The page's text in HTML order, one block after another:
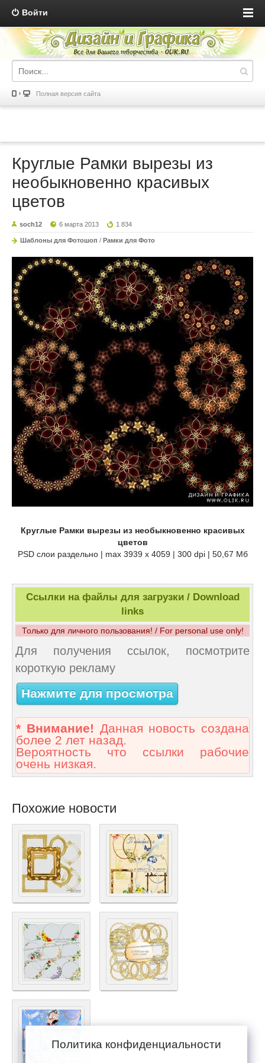
Войти
Полная версия сайта
Круглые Рамки вырезы из
необыкновенно красивых
цветов
soch12 6 марта 2013 1 834
Шаблоны для Фотошоп / Рамки для Фото
Круглые Рамки вырезы из необыкновенно красивых
цветов
PSD слои раздельно | max 3939 x 4059 | 300 dpi | 50,67 Мб
Ссылки на файлы для загрузки / Download
links
Только для личного пользования! / For personal use only!
Для получения ссылок, посмотрите
короткую рекламу
Нажмите для просмотра
* Внимание! Данная новость создана
более 2 лет назад.
Вероятность что ссылки рабочие
очень низкая.
Похожие новости
Политика конфиденциальности